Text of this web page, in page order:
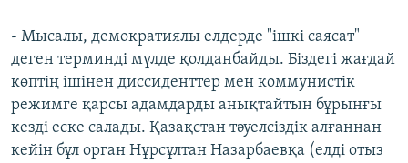
- Мысалы, демократиялы елдерде "ішкі саясат"
деген терминді мүлде қолданбайды. Біздегі жағдай
көптің ішінен диссиденттер мен коммунистік
режимге қарсы адамдарды анықтайтын бұрынғы
кезді еске салады. Қазақстан тәуелсіздік алғаннан
кейін бұл орган Нұрсұлтан Назарбаевқа (елді отыз